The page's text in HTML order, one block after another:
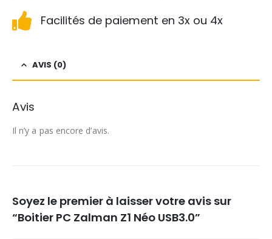
Facilités de paiement en 3x ou 4x
AVIS (0)
Avis
Il n’y a pas encore d’avis.
Soyez le premier à laisser votre avis sur
“Boitier PC Zalman Z1 Néo USB3.0”